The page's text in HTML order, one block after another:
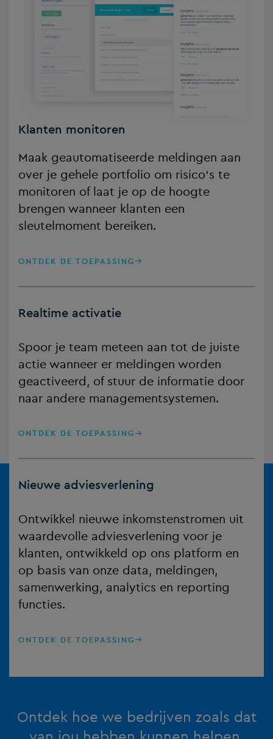
Klanten monitoren
Maak geautomatiseerde meldingen aan
over je gehele portfolio om risico‘s te
monitoren of laat je op de hoogte
brengen wanneer klanten een
sleutelmoment bereiken.
ONTDEK DE TOEPASSING
Realtime activatie
Spoor je team meteen aan tot de juiste
actie wanneer er meldingen worden
geactiveerd, of stuur de informatie door
naar andere managementsystemen.
ONTDEK DE TOEPASSING
Nieuwe adviesverlening
Ontwikkel nieuwe inkomstenstromen uit
waardevolle adviesverlening voor je
klanten, ontwikkeld op ons platform en
op basis van onze data, meldingen,
samenwerking, analytics en reporting
functies.
ONTDEK DE TOEPASSING
Ontdek hoe we bedrijven zoals dat